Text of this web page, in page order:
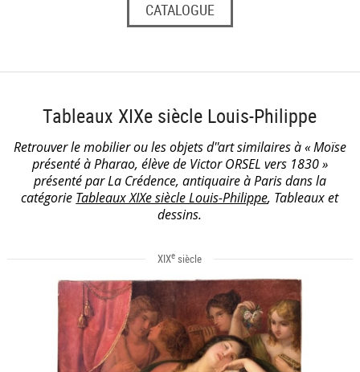
CATALOGUE
Tableaux XIXe siècle Louis-Philippe
Retrouver le mobilier ou les objets d''art similaires à « Moïse
présenté à Pharao, élève de Victor ORSEL vers 1830 »
présenté par La Crédence, antiquaire à Paris dans la
catégorie Tableaux XIXe siècle Louis-Philippe, Tableaux et
dessins.
XIXe siècle